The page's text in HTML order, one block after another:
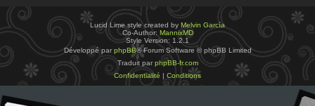
Lucid Lime style created by Melvin García
Co-Author: MannixMD
Style Version: 1.2.1
Développé par phpBB® Forum Software © phpBB Limited
Traduit par phpBB-fr.com
Confidentialité | Conditions